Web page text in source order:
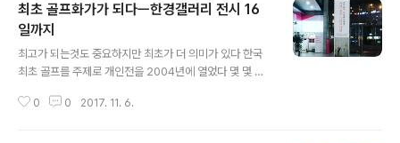
최초 골프화가가 되다ㅡ한경갤러리 전시 16
일까지
최고가 되는것도 중요하지만 최초가 더 의미가 있다 한국
최초 골프를 주제로 개인전을 2004년에 열었다 몇 몇 사
을 향해 도전장을 내었다 이제 15년이 지난 후 53회 개인
0 0 2017. 11. 6.